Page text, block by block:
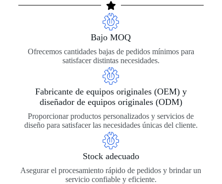
Bajo MOQ
Ofrecemos cantidades bajas de pedidos mínimos para
satisfacer distintas necesidades.
Fabricante de equipos originales (OEM) y
diseñador de equipos originales (ODM)
Proporcionar productos personalizados y servicios de
diseño para satisfacer las necesidades únicas del cliente.
Stock adecuado
Asegurar el procesamiento rápido de pedidos y brindar un
servicio confiable y eficiente.